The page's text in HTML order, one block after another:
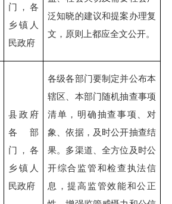
门，各
乡镇人
民政府
泛知晓的建议和提案办理复
文，原则上都应全文公开。
县政府
各部
门，各
乡镇人
民政府
各级各部门要制定并公布本
辖区、本部门随机抽查事项
清单，明确抽查事项、对
象、依据，及时公开抽查结
果。多渠道、全方位及时公
开综合监管和检查执法信
息，提高监管效能和公正